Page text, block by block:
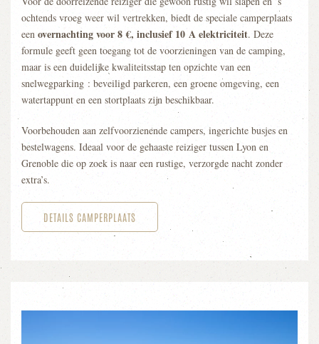
ochtends vroeg weer wil vertrekken, biedt de speciale camperplaats
een overnachting voor 8 €, inclusief 10 A elektriciteit. Deze
formule geeft geen toegang tot de voorzieningen van de camping,
maar is een duidelijke kwaliteitsstap ten opzichte van een
snelwegparking : beveiligd parkeren, een groene omgeving, een
watertappunt en een stortplaats zijn beschikbaar.
Voorbehouden aan zelfvoorzienende campers, ingerichte busjes en
bestelwagens. Ideaal voor de gehaaste reiziger tussen Lyon en
Grenoble die op zoek is naar een rustige, verzorgde nacht zonder
extra’s.
DETAILS CAMPERPLAATS